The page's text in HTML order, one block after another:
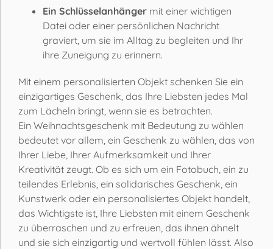
Ein Schlüsselanhänger mit einer wichtigen
Datei oder einer persönlichen Nachricht
graviert, um sie im Alltag zu begleiten und Ihr
ihre Zuneigung zu erinnern.
Mit einem personalisierten Objekt schenken Sie ein
einzigartiges Geschenk, das Ihre Liebsten jedes Mal
zum Lächeln bringt, wenn sie es betrachten.
Ein Weihnachtsgeschenk mit Bedeutung zu wählen
bedeutet vor allem, ein Geschenk zu wählen, das von
Ihrer Liebe, Ihrer Aufmerksamkeit und Ihrer
Kreativität zeugt. Ob es sich um ein Fotobuch, ein zu
teilendes Erlebnis, ein solidarisches Geschenk, ein
Kunstwerk oder ein personalisiertes Objekt handelt,
das Wichtigste ist, Ihre Liebsten mit einem Geschenk
zu überraschen und zu erfreuen, das ihnen ähnelt
und sie sich einzigartig und wertvoll fühlen lässt. Also